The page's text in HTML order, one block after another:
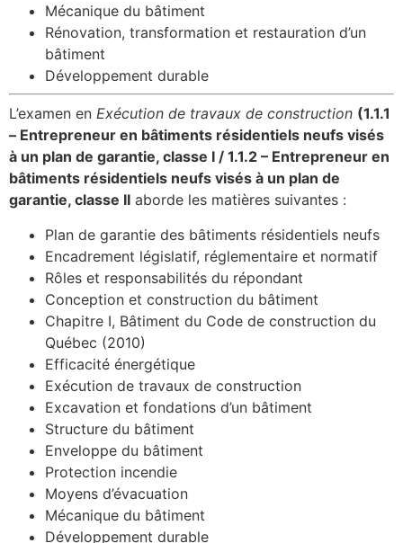
Mécanique du bâtiment
Rénovation, transformation et restauration d’un
bâtiment
Développement durable
L’examen en Exécution de travaux de construction (1.1.1
– Entrepreneur en bâtiments résidentiels neufs visés
à un plan de garantie, classe I / 1.1.2 – Entrepreneur en
bâtiments résidentiels neufs visés à un plan de
garantie, classe II aborde les matières suivantes :
Plan de garantie des bâtiments résidentiels neufs
Encadrement législatif, réglementaire et normatif
Rôles et responsabilités du répondant
Conception et construction du bâtiment
Chapitre I, Bâtiment du Code de construction du
Québec (2010)
Efficacité énergétique
Exécution de travaux de construction
Excavation et fondations d’un bâtiment
Structure du bâtiment
Enveloppe du bâtiment
Protection incendie
Moyens d’évacuation
Mécanique du bâtiment
Développement durable